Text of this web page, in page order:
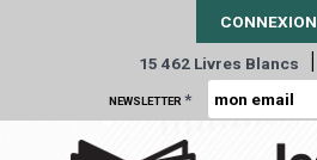
CONNEXION
15 462 Livres Blancs |
NEWSLETTER *